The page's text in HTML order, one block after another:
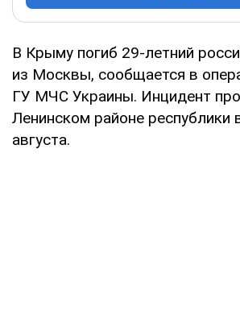
В Крыму погиб 29-летний
из Москвы, сообщается в
ГУ МЧС Украины. Инцидент
Ленинском районе республики
августа.